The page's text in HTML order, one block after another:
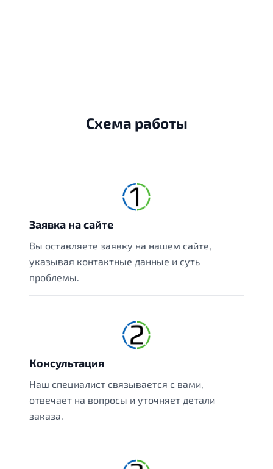
Схема работы
Заявка на сайте
Вы оставляете заявку на нашем сайте,
указывая контактные данные и суть
проблемы.
Консультация
Наш специалист связывается с вами,
отвечает на вопросы и уточняет детали
заказа.